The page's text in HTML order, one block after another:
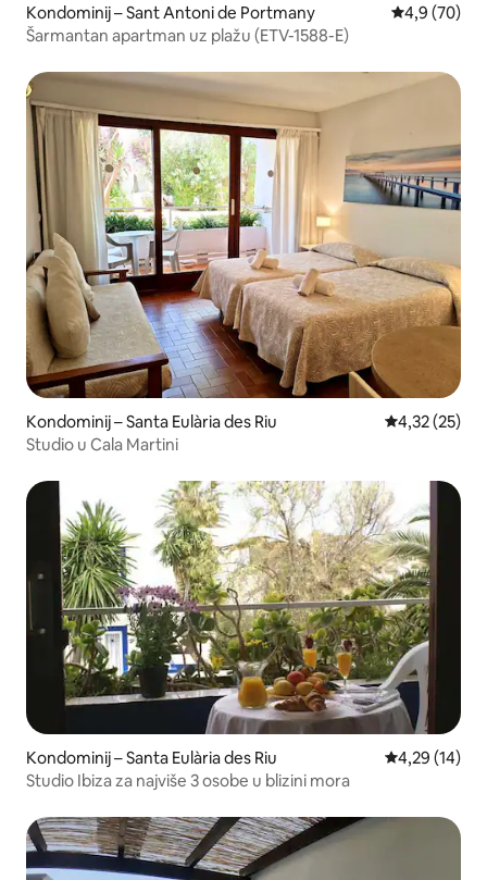
Kondominij – Sant Antoni de Portmany Prosječna
4,9 (70)
Šarmantan apartman uz plažu (ETV-1588-E)
Kondominij – Santa Eulària des Riu Prosječna
4,32 (25)
Studio u Cala Martini
Kondominij – Santa Eulària des Riu Prosječna
4,29 (14)
Studio Ibiza za najviše 3 osobe u blizini mora